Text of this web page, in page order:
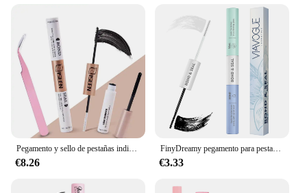
€8.26
FinyDreamy pegamento para pestañas, pegamento para pestañas de un solo grupo segmentado, tira adhesiva libre de látex de visón falso, sellador de pestañas de secado rápido
€3.33